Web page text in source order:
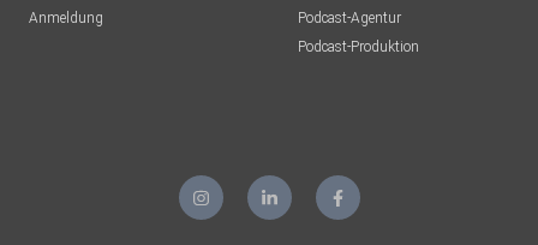
Anmeldung
Podcast-Agentur
Podcast-Produktion